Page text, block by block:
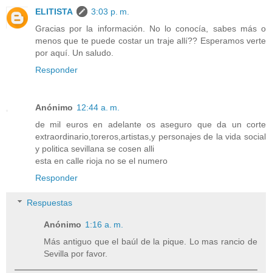
ELITISTA
3:03 p. m.
Gracias por la información. No lo conocía, sabes más o
menos que te puede costar un traje allí?? Esperamos verte
por aquí. Un saludo.
Responder
Anónimo 12:44 a. m.
de mil euros en adelante os aseguro que da un corte
extraordinario,toreros,artistas,y personajes de la vida social
y politica sevillana se cosen alli
esta en calle rioja no se el numero
Responder
Respuestas
Anónimo 1:16 a. m.
Más antiguo que el baúl de la pique. Lo mas rancio de
Sevilla por favor.